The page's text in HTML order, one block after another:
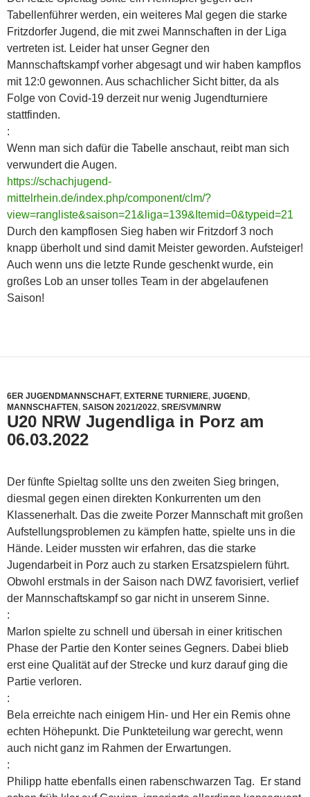
Tabellenführer werden, ein weiteres Mal gegen die starke
Fritzdorfer Jugend, die mit zwei Mannschaften in der Liga
vertreten ist. Leider hat unser Gegner den
Mannschaftskampf vorher abgesagt und wir haben kampflos
mit 12:0 gewonnen. Aus schachlicher Sicht bitter, da als
Folge von Covid-19 derzeit nur wenig Jugendturniere
stattfinden.
:
Wenn man sich dafür die Tabelle anschaut, reibt man sich
verwundert die Augen.
https://schachjugend-
mittelrhein.de/index.php/component/clm/?
view=rangliste&saison=21&liga=139&Itemid=0&typeid=21
Durch den kampflosen Sieg haben wir Fritzdorf 3 noch
knapp überholt und sind damit Meister geworden. Aufsteiger!
Auch wenn uns die letzte Runde geschenkt wurde, ein
großes Lob an unser tolles Team in der abgelaufenen
Saison!
6ER JUGENDMANNSCHAFT, EXTERNE TURNIERE, JUGEND,
MANNSCHAFTEN , SAISON 2021/2022, SRE/SVM/NRW
U20 NRW Jugendliga in Porz am
06.03.2022
Der fünfte Spieltag sollte uns den zweiten Sieg bringen,
diesmal gegen einen direkten Konkurrenten um den
Klassenerhalt. Das die zweite Porzer Mannschaft mit großen
Aufstellungsproblemen zu kämpfen hatte, spielte uns in die
Hände. Leider mussten wir erfahren, das die starke
Jugendarbeit in Porz auch zu starken Ersatzspielern führt.
Obwohl erstmals in der Saison nach DWZ favorisiert, verlief
der Mannschaftskampf so gar nicht in unserem Sinne.
:
Marlon spielte zu schnell und übersah in einer kritischen
Phase der Partie den Konter seines Gegners. Dabei blieb
erst eine Qualität auf der Strecke und kurz darauf ging die
Partie verloren.
:
Bela erreichte nach einigem Hin- und Her ein Remis ohne
echten Höhepunkt. Die Punkteteilung war gerecht, wenn
auch nicht ganz im Rahmen der Erwartungen.
:
Philipp hatte ebenfalls einen rabenschwarzen Tag. Er stand